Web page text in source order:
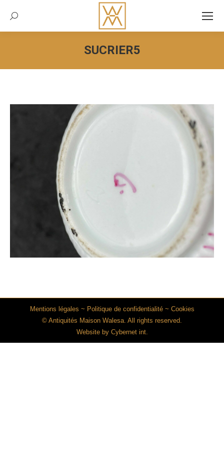
Recherche:
SUCRIER5
Vous êtes ici :
Mentions légales ~ Politique de confidentialité~ Cookies
© Antiquités Maison Walesa. All rights reserved.
Website by Cybernet int.